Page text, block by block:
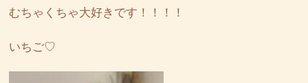
むちゃくちゃ大好きです！！！！
いちご♡